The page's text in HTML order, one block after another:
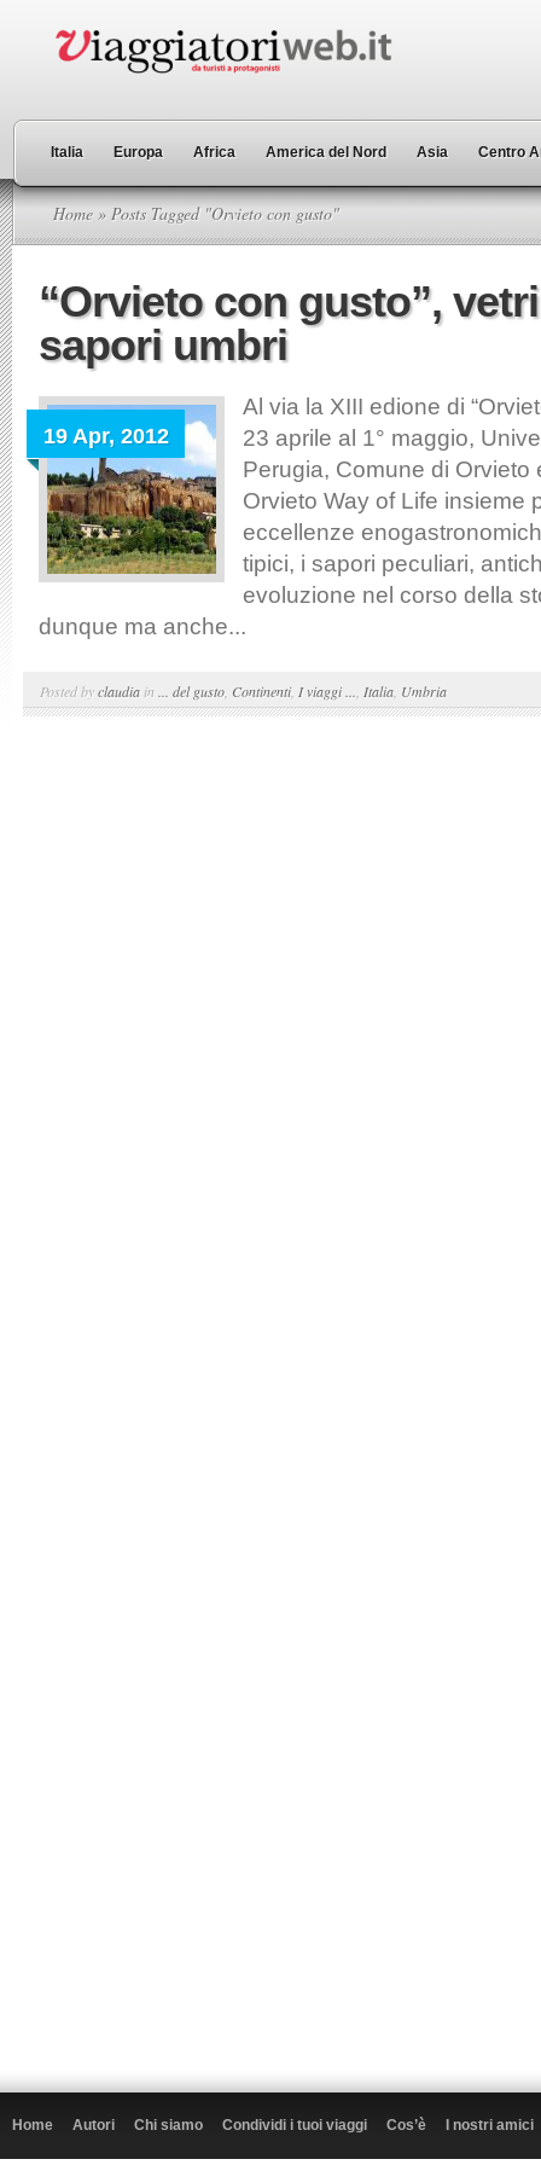
Italia Europa Africa America del Nord Asia Centro
Home » Posts Tagged "Orvieto con gusto"
“Orvieto con gusto”,
sapori umbri
19 Apr, 2012
Al via la XIII edione di
23 aprile al 1° maggio,
Perugia, Comune di Orvieto
Orvieto Way of Life insieme
eccellenze
tipici, i sapori peculiari,
evoluzione nel corso della
dunque ma anche...
Posted byclaudia in ... del gusto Continenti, I viaggi ... Italia Umbria
Home Autori Chi siamo Condividi i tuoi viaggi Cos’è I nostri amici